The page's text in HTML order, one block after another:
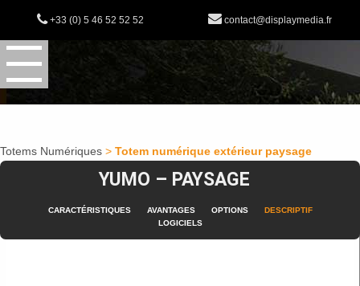
+33 (0) 5 46 52 52 52 contact@displaymedia.fr
YUMO – PAYSAGE
CARACTÉRISTIQUES AVANTAGES OPTIONS
DESCRIPTIF
LOGICIELS
Totems Numériques > Totem numérique extérieur paysage